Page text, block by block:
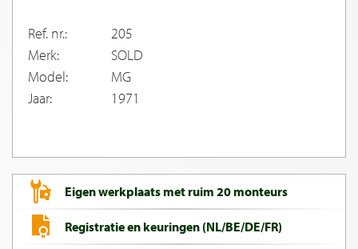
Ref. nr.:
205
Merk:
SOLD
Model:
MG
Jaar:
1971
Eigen werkplaats met ruim 20 monteurs
Registratie en keuringen (NL/BE/DE/FR)